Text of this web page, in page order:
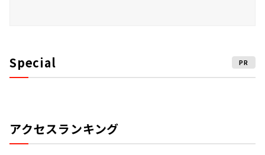
Special PR
アクセスランキング